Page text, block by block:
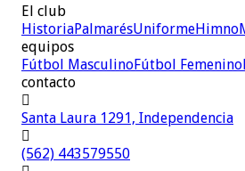
El club
HistoriaPalmarésUniformeHimno
equipos
Fútbol MasculinoFútbol Femenino
contacto

Santa Laura 1291, Independencia

(562) 443579550